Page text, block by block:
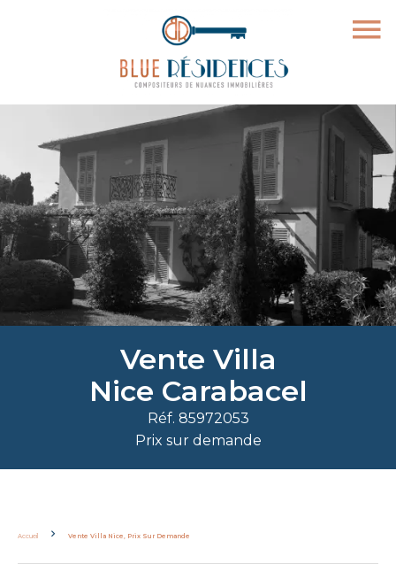
Vente Villa
Nice Carabacel
Réf. 85972053
Prix sur demande
Accueil Vente Villa Nice, Prix Sur Demande